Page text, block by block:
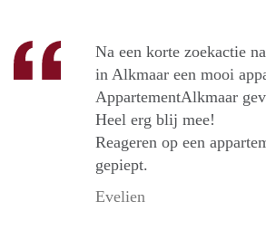
Na een korte zoekactie
in Alkmaar een mooi
AppartementAlkmaar
Heel erg blij mee!
Reageren op een
gepiept.
Evelien